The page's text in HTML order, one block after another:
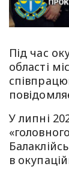
Під час
області
У липні
в